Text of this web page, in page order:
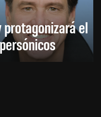
protagonizará el